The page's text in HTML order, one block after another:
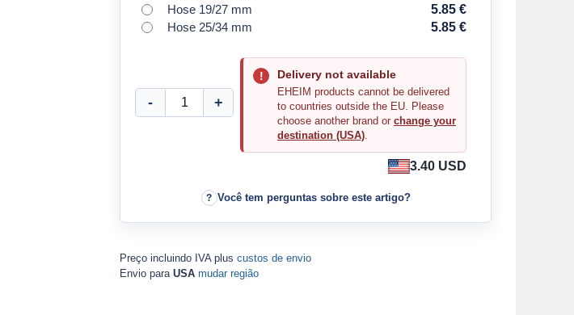
Hose 19/27 mm
5.85 €
Hose 25/34 mm
5.85 €
Delivery not available
EHEIM products cannot be delivered
to countries outside the EU. Please
choose another brand or change your
destination (USA).
3.40 USD
Você tem perguntas sobre este artigo?
Preço incluindo IVA plus custos de envio
Envio para USA mudar região